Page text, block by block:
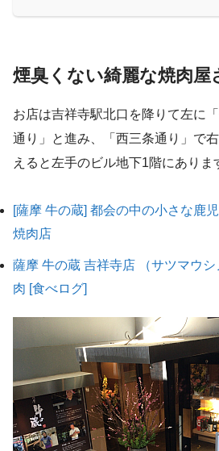
煙臭くない綺麗な焼肉屋
お店は吉祥寺駅北口を降りて左に
通り」と進み、「西三条通り」で
えると左手のビル地下1階にありま
[薩摩 牛の蔵] 都会の中の小さな鹿
焼肉店
薩摩 牛の蔵 吉祥寺店 （サツマウ
肉 [食べログ]